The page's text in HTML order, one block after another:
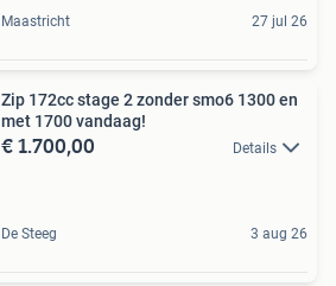
Maastricht 27 jul 26
Zip 172cc stage 2 zonder smo6 1300 en
met 1700 vandaag!
€ 1.700,00 Details
De Steeg 3 aug 26